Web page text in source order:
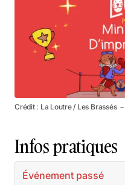
Crédit : La Loutre / Les Brassés －
Infos pratiques
Événement passé